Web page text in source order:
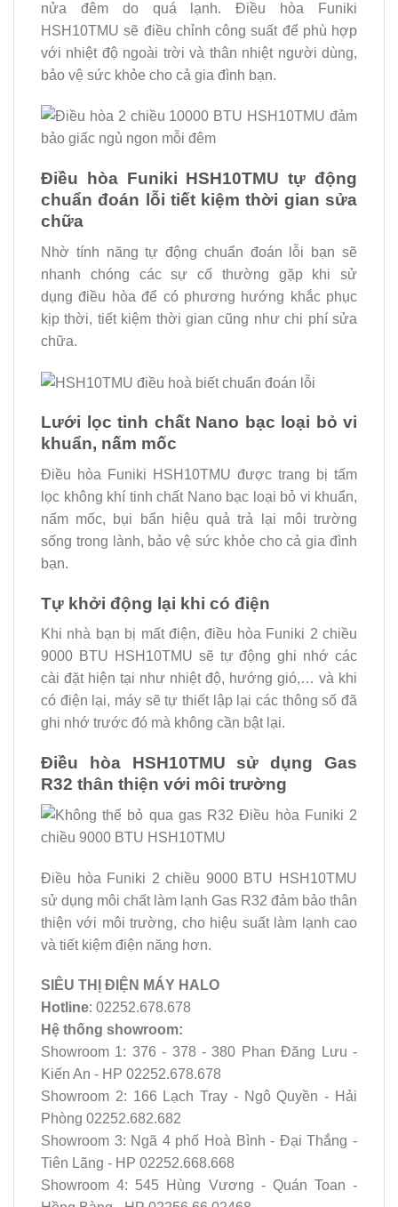
nửa đêm do quá lạnh. Điều hòa Funiki
HSH10TMU sẽ điều chỉnh công suất để phù hợp
với nhiệt độ ngoài trời và thân nhiệt người dùng,
bảo vệ sức khỏe cho cả gia đình bạn.
Điều hòa Funiki HSH10TMU tự động
chuẩn đoán lỗi tiết kiệm thời gian sửa
chữa
Nhờ tính năng tự động chuẩn đoán lỗi bạn sẽ
nhanh chóng các sự cố thường gặp khi sử
dụng điều hòa để có phương hướng khắc phục
kịp thời, tiết kiệm thời gian cũng như chi phí sửa
chữa.
Lưới lọc tinh chất Nano bạc loại bỏ vi
khuẩn, nấm mốc
Điều hòa Funiki HSH10TMU được trang bị tấm
lọc không khí tinh chất Nano bạc loại bỏ vi khuẩn,
nấm mốc, bụi bẩn hiệu quả trả lại môi trường
sống trong lành, bảo vệ sức khỏe cho cả gia đình
bạn.
Tự khởi động lại khi có điện
Khi nhà bạn bị mất điện, điều hòa Funiki 2 chiều
9000 BTU HSH10TMU sẽ tự động ghi nhớ các
cài đặt hiện tại như nhiệt độ, hướng gió,… và khi
có điện lại, máy sẽ tự thiết lập lại các thông số đã
ghi nhớ trước đó mà không cần bật lại.
Điều hòa HSH10TMU sử dụng Gas
R32 thân thiện với môi trường
Điều hòa Funiki 2 chiều 9000 BTU HSH10TMU
sử dụng môi chất làm lạnh Gas R32 đảm bảo thân
thiện với môi trường, cho hiệu suất làm lạnh cao
và tiết kiệm điện năng hơn.
SIÊU THỊ ĐIỆN MÁY HALO
Hotline: 02252.678.678
Hệ thống showroom:
Showroom 1: 376 - 378 - 380 Phan Đăng Lưu -
Kiến An - HP 02252.678.678
Showroom 2: 166 Lạch Tray - Ngô Quyền - Hải
Phòng 02252.682.682
Showroom 3: Ngã 4 phố Hoà Bình - Đại Thắng -
Tiên Lãng - HP 02252.668.668
Showroom 4: 545 Hùng Vương - Quán Toan -